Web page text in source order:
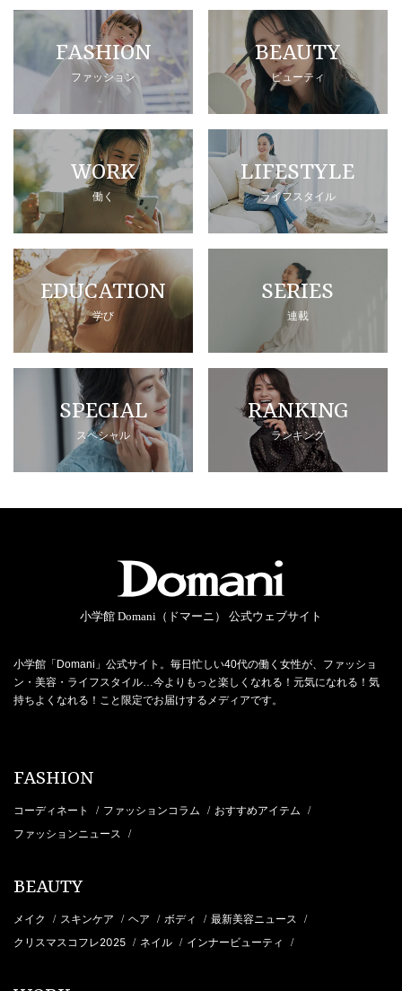
FASHION
ファッション
BEAUTY
ビューティ
WORK
働く
LIFESTYLE
ライフスタイル
EDUCATION
学び
SERIES
連載
SPECIAL
スペシャル
RANKING
ランキング
小学館 Domani（ドマーニ） 公式ウェブサイト
小学館「Domani」公式サイト。毎日忙しい40代の働く女性が、ファッショ
ン・美容・ライフスタイル…今よりもっと楽しくなれる！元気になれる！気
持ちよくなれる！こと限定でお届けするメディアです。
FASHION
コーディネート / ファッションコラム / おすすめアイテム /
ファッションニュース /
BEAUTY
メイク / スキンケア / ヘア / ボディ / 最新美容ニュース /
クリスマスコフレ2025 / ネイル / インナービューティ /